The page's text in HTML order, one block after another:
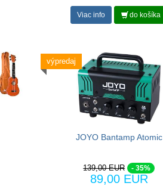
Viac info do košíka
výpredaj
JOYO Bantamp Atomic
139,00 EUR - 35%
89,00 EUR